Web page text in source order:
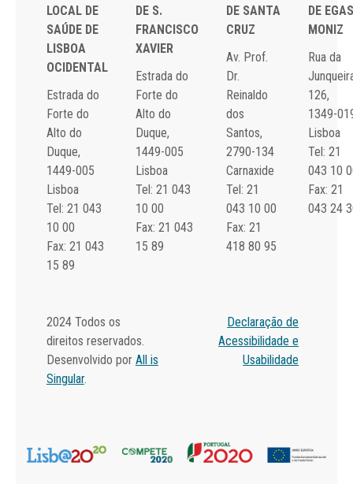
LOCAL DE
SAÚDE DE
LISBOA
OCIDENTAL
Estrada do
Forte do
Alto do
Duque,
1449-005
Lisboa
Tel: 21 043
10 00
Fax: 21 043
15 89
DE S.
FRANCISCO
XAVIER
Estrada do
Forte do
Alto do
Duque,
1449-005
Lisboa
Tel: 21 043
10 00
Fax: 21 043
15 89
DE SANTA
CRUZ
Av. Prof.
Dr.
Reinaldo
dos
Santos,
2790-134
Carnaxide
Tel: 21
043 10 00
Fax: 21
418 80 95
DE EGAS
MONIZ
Rua da
126,
1349-
Lisboa
Tel: 21
043 10
Fax: 21
043 24
2024 Todos os
direitos reservados.
Desenvolvido por All is
Singular.
Declaração de
Acessibilidade e
Usabilidade